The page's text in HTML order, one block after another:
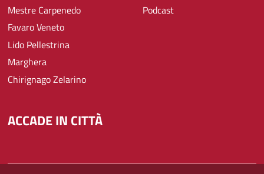
Mestre Carpenedo
Favaro Veneto
Lido Pellestrina
Marghera
Chirignago Zelarino
Podcast
ACCADE IN CITTÀ